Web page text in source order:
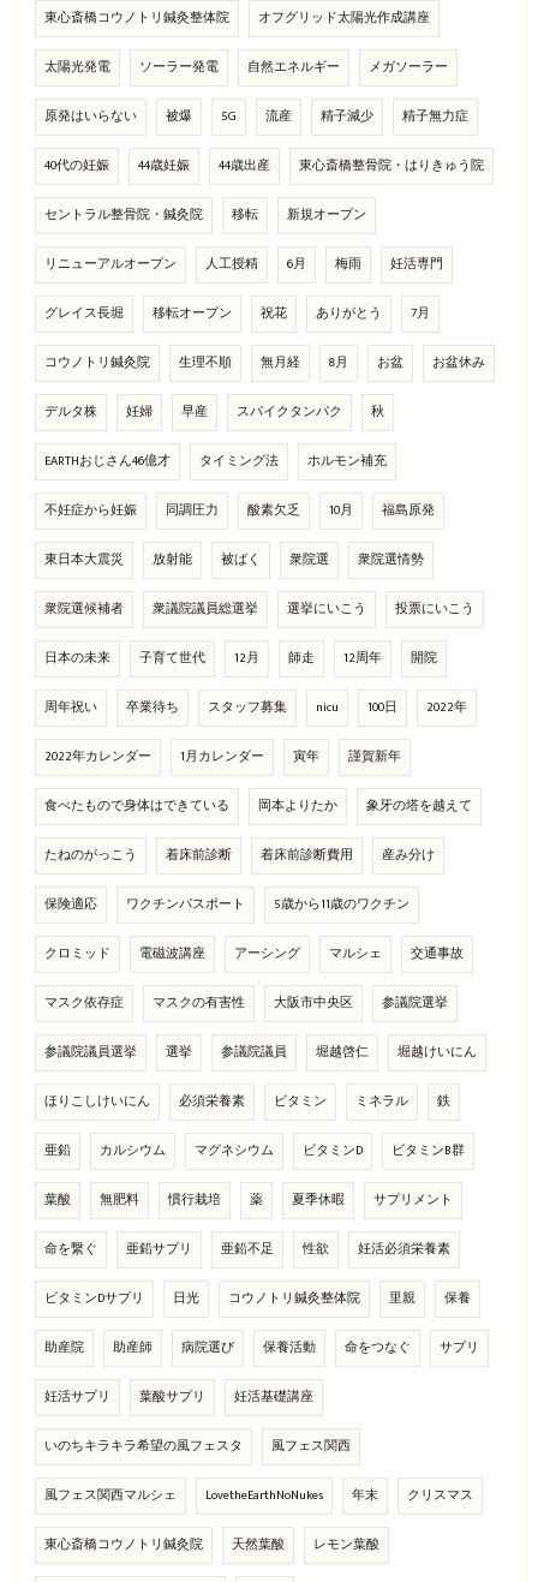
東心斎橋コウノトリ鍼灸整体院 オフグリッド太陽光作成講座
太陽光発電 ソーラー発電 自然エネルギー メガソーラー
原発はいらない 被爆 5G 流産 精子減少 精子無力症
40代の妊娠 44歳妊娠 44歳出産 東心斎橋整骨院・はりきゅう院
セントラル整骨院・鍼灸院 移転 新規オープン
リニューアルオープン 人工授精 6月 梅雨 妊活専門
グレイス長堀 移転オープン 祝花 ありがとう 7月
コウノトリ鍼灸院 生理不順 無月経 8月 お盆 お盆休み
デルタ株 妊婦 早産 スパイクタンパク 秋
EARTHおじさん46億才 タイミング法 ホルモン補充
不妊症から妊娠 同調圧力 酸素欠乏 10月 福島原発
東日本大震災 放射能 被ばく 衆院選 衆院選情勢
衆院選候補者 衆議院議員総選挙 選挙にいこう 投票にいこう
日本の未来 子育て世代 12月 師走 12周年 開院
周年祝い 卒業待ち スタッフ募集 nicu 100日 2022年
2022年カレンダー 1月カレンダー 寅年 謹賀新年
食べたもので身体はできている 岡本よりたか 象牙の塔を越えて
たねのがっこう 着床前診断 着床前診断費用 産み分け
保険適応 ワクチンパスポート 5歳から11歳のワクチン
クロミッド 電磁波講座 アーシング マルシェ 交通事故
マスク依存症 マスクの有害性 大阪市中央区 参議院選挙
参議院議員選挙 選挙 参議院議員 堀越啓仁 堀越けいにん
ほりこしけいにん 必須栄養素 ビタミン ミネラル 鉄
亜鉛 カルシウム マグネシウム ビタミンD ビタミンB群
葉酸 無肥料 慣行栽培 薬 夏季休暇 サプリメント
命を繋ぐ 亜鉛サプリ 亜鉛不足 性欲 妊活必須栄養素
ビタミンDサプリ 日光 コウノトリ鍼灸整体院 里親 保養
助産院 助産師 病院選び 保養活動 命をつなぐ サプリ
妊活サプリ 葉酸サプリ 妊活基礎講座
いのちキラキラ希望の風フェスタ 風フェス関西
風フェス関西マルシェ LovetheEarthNoNukes 年末 クリスマス
東心斎橋コウノトリ鍼灸院 天然葉酸 レモン葉酸